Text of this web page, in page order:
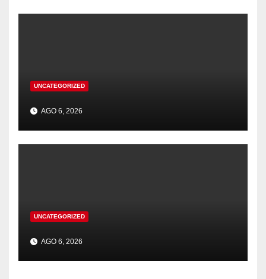
UNCATEGORIZED
AGO 6, 2026
UNCATEGORIZED
AGO 6, 2026